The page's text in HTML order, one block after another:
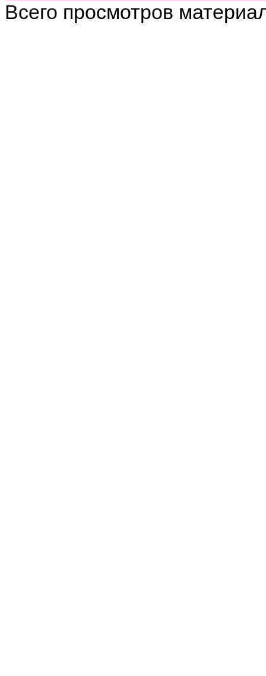
Всего просмотров